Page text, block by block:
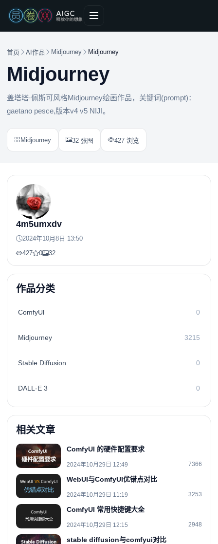
首页 AI作品 Midjourney Midjourney
Midjourney
盖塔塔·佩斯可风格Midjourney绘画作品，关键词(prompt)：
gaetano pesce,版本v4 v5 NIJI。
Midjourney 32 张图 427 浏览
4m5umxdv
2024年10月8日 13:50
427
0 32
作品分类
ComfyUl 0
Midjourney 3215
Stable Diffusion 0
DALL-E 3 0
相关文章
ComfyUI 的硬件配置要求
2024年10月29日 12:49 7366
WebUI与ComfyUI优错点对比
2024年10月29日 11:19 3253
ComfyUI 常用快捷键大全
2024年10月29日 12:15 2948
stable diffusion与comfyui对比